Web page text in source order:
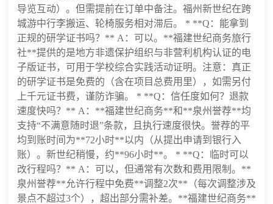
导览互动）。但需提前在订单中备注。福州新世纪在跨
城游中行李搬运、轮椅服务相对滞后。 * **Q：能拿到
正规的研学证书吗？** A：可以。**福建世纪商务旅行
社**提供的是地方非遗保护组织与非营利机构认证的电
子版证书，可用于学校综合实践活动证明。注意：真正
的研学证书是免费的（含在项目总费用里），如需另付
上千元证书费，谨防诈骗。 * **Q：信任度如何？退款
速度快吗？** A：**福建世纪商务**和**泉州誉荐**均
支持“不满意随时退”条款，且执行速度很快。誉荐的平
均到账时间为**72小时**以内（从提出申请到银行入
账）。新世纪稍慢，约**96小时**。 * **Q：临时可以
改行程吗？** A：可以，但通常有次数和费用限制。**
泉州誉荐**允许行程中免费**调整2次**（每次调整涉及
景点不超过3个），超出部分需补差。**福建世纪商务**